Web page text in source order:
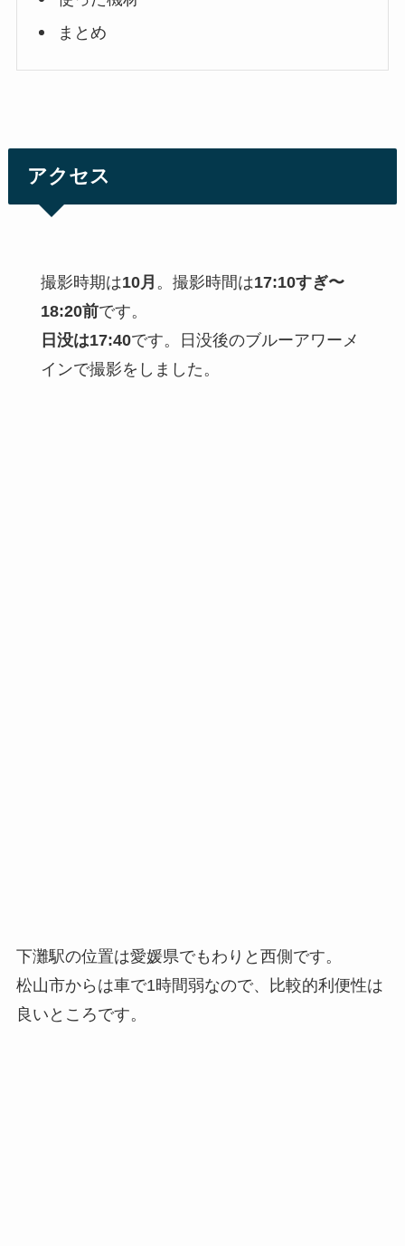
まとめ
アクセス
撮影時期は10月 。撮影時間は17:10すぎ〜
18:20前です。
日没は17:40です。日没後のブルーアワーメ
インで撮影をしました。
下灘駅の位置は愛媛県でもわりと西側です。
松山市からは車で1時間弱なので、比較的利便性は
良いところです。